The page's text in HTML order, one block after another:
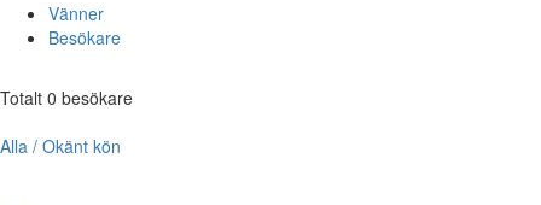
Vänner
Besökare
Totalt 0 besökare
Alla / Okänt kön